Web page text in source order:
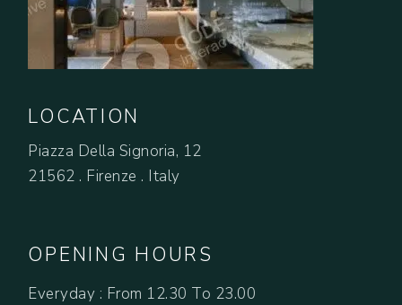
LOCATION
Piazza Della Signoria, 12
21562 . Firenze . Italy
OPENING HOURS
Everyday : From 12.30 To 23.00